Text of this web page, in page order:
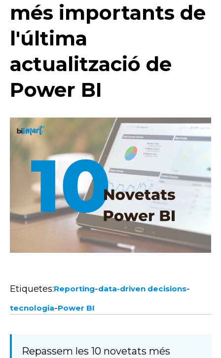
més importants de
l'última
actualització de
Power BI
Etiquetes:Reporting-data-driven decisions-
tecnologia-Power BI
Repassem les 10 novetats més